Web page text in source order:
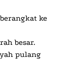
ke
besar.
pulang